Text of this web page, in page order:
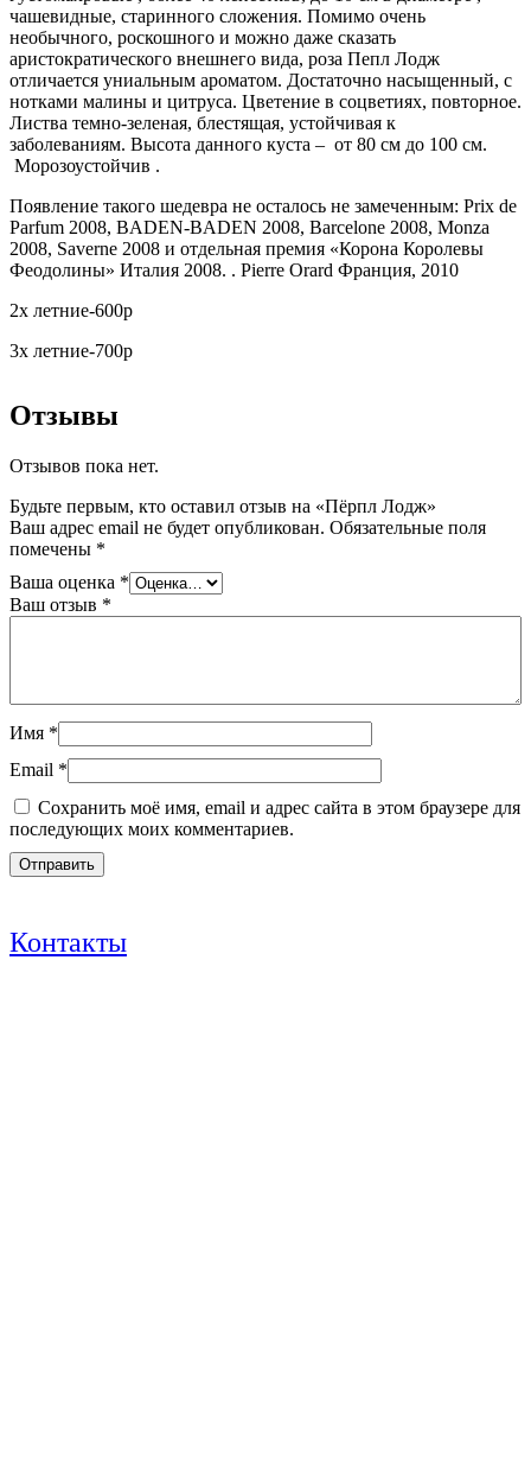
чашевидные, старинного сложения. Помимо очень
необычного, роскошного и можно даже сказать
аристократического внешнего вида, роза Пепл Лодж
отличается униальным ароматом. Достаточно насыщенный, с
нотками малины и цитруса. Цветение в соцветиях, повторное.
Листва темно-зеленая, блестящая, устойчивая к
заболеваниям. Высота данного куста – от 80 см до 100 см.
Морозоустойчив .
Появление такого шедевра не осталось не замеченным: Prix de
Parfum 2008, BADEN-BADEN 2008, Barcelone 2008, Monza
2008, Saverne 2008 и отдельная премия «Корона Королевы
Феодолины» Италия 2008. . Pierre Orard Франция, 2010
2х летние-600р
3х летние-700р
Отзывы
Отзывов пока нет.
Будьте первым, кто оставил отзыв на «Пёрпл Лодж»
Ваш адрес email не будет опубликован. Обязательные поля
помечены *
Ваша оценка *
Ваш отзыв *
Имя *
Email *
Сохранить моё имя, email и адрес сайта в этом браузере для
последующих моих комментариев.
Контакты